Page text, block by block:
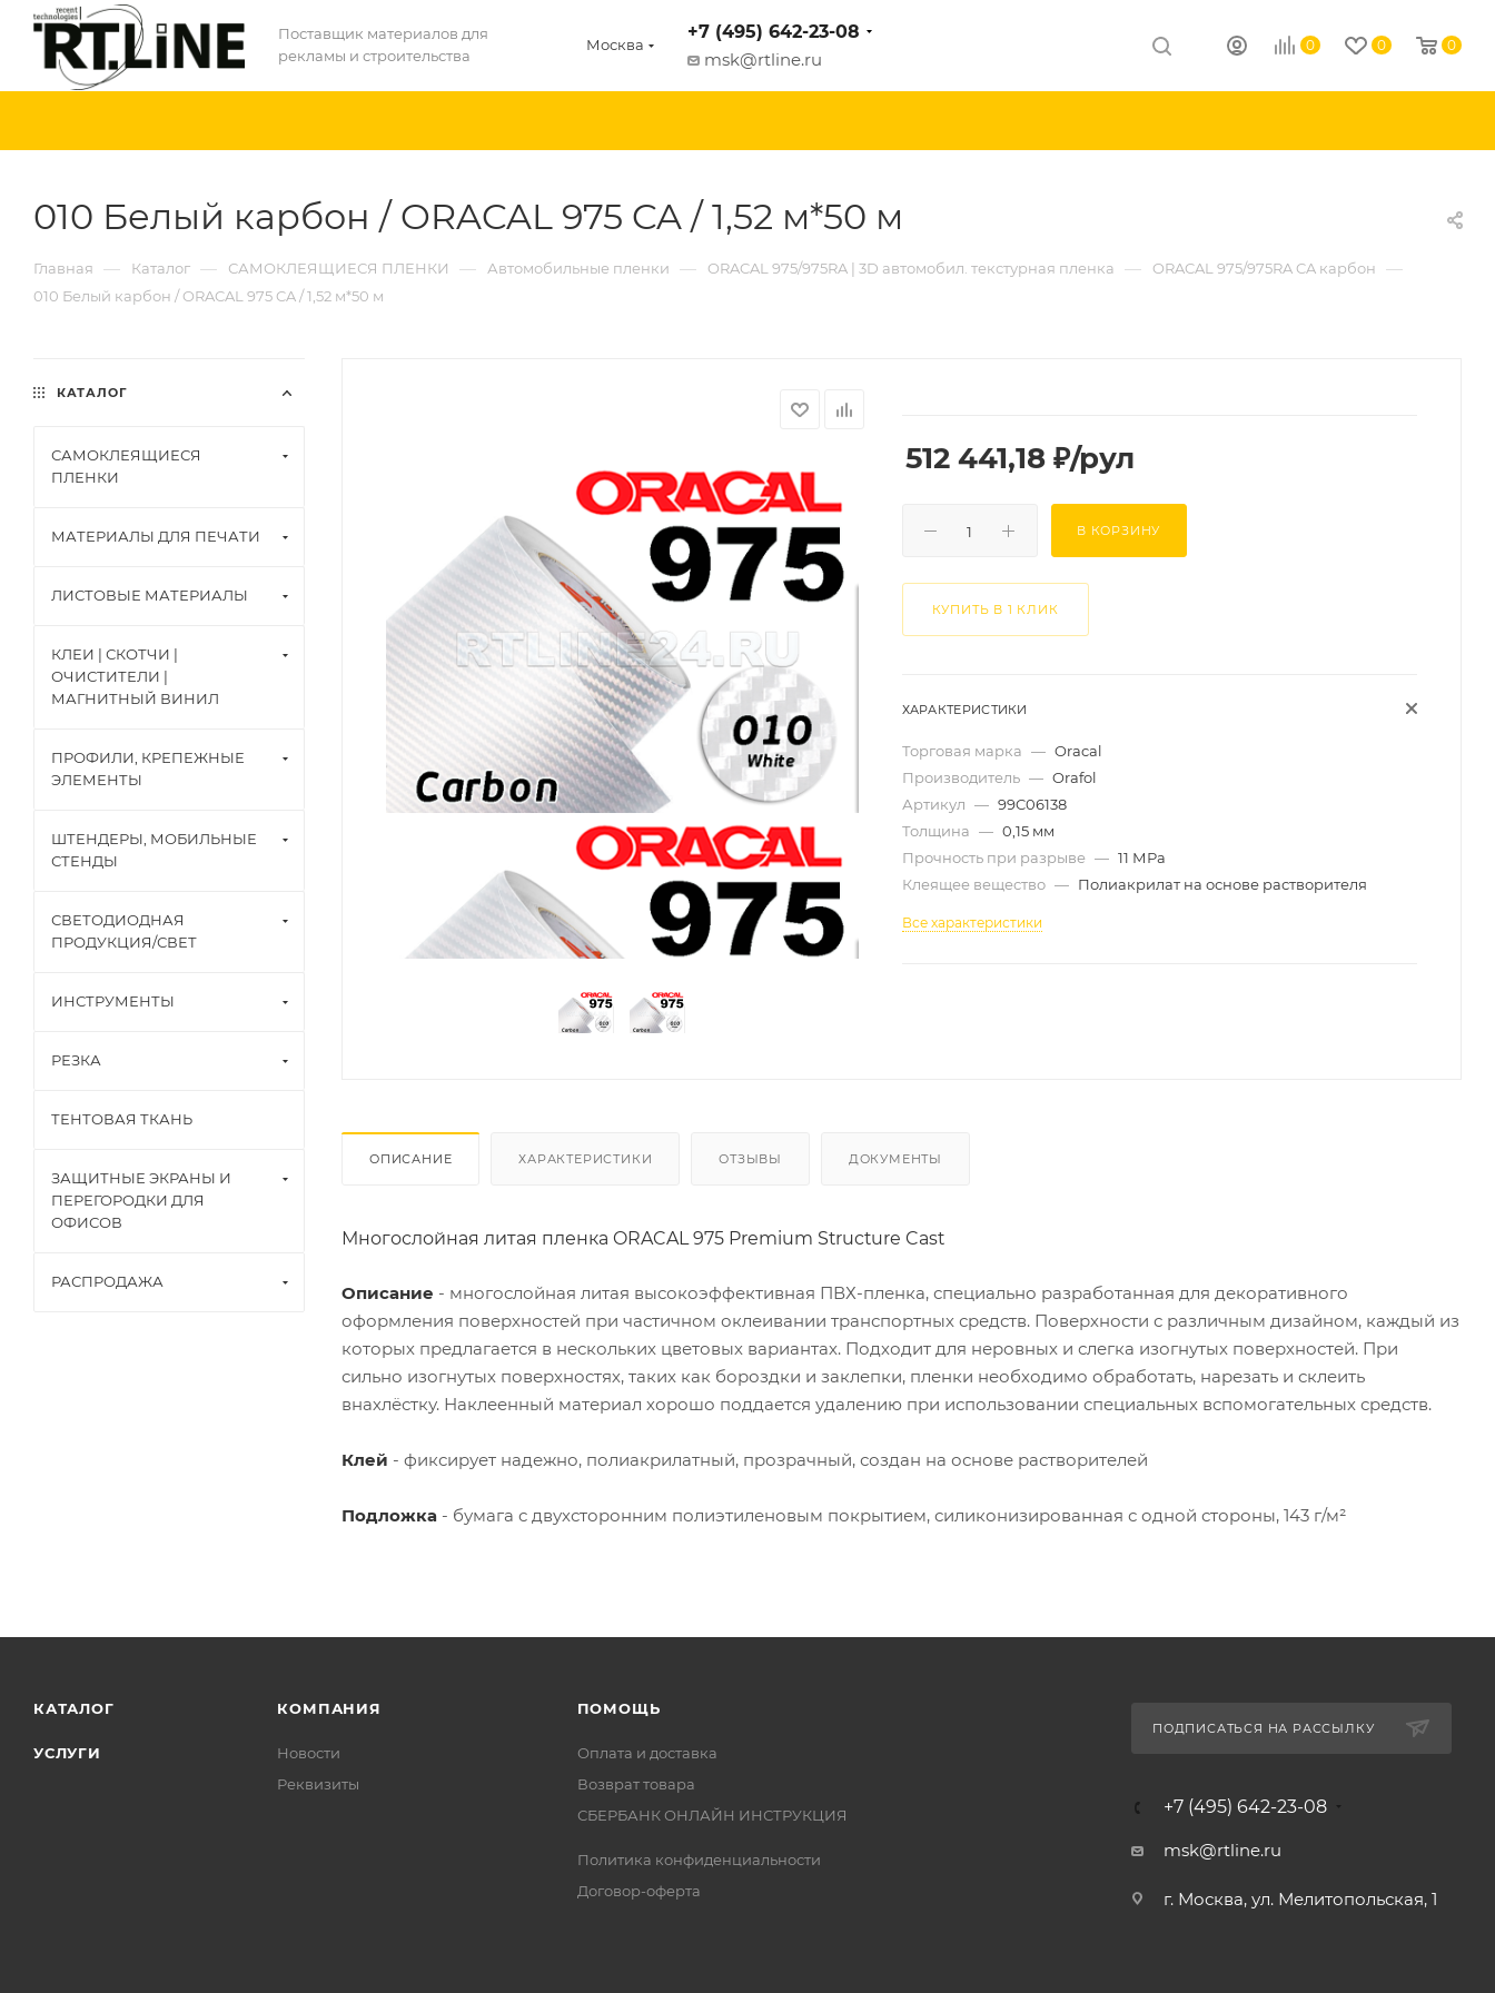
Поставщик материалов для
рекламы и строительства
Москва
+7 (495) 642-23-08
msk@rtline.ru
0 0 0
010 Белый карбон / ORACAL 975 CA / 1,52 м*50 м
Главная — Каталог — САМОКЛЕЯЩИЕСЯ ПЛЕНКИ — Автомобильные пленки — ORACAL 975/975RA | 3D автомобил. текстурная пленка — ORACAL 975/975RA CA карбон —
010 Белый карбон / ORACAL 975 CA / 1,52 м*50 м
512 441,18₽/рул
В КОРЗИНУ
КУПИТЬ В 1 КЛИК
ХАРАКТЕРИСТИКИ
Торговая марка — Oracal
Производитель — Orafol
Артикул — 99C06138
Толщина — 0,15 мм
Прочность при разрыве — 11 МРа
Клеящее вещество — Полиакрилат на основе растворителя
Все характеристики
ОПИСАНИЕ ХАРАКТЕРИСТИКИ ОТЗЫВЫ ДОКУМЕНТЫ
Многослойная литая пленка ORACAL 975 Premium Structure Cast
Описание - многослойная литая высокоэффективная ПВХ-пленка, специально разработанная для декоративного
оформления поверхностей при частичном оклеивании транспортных средств. Поверхности с различным дизайном, каждый из
которых предлагается в нескольких цветовых вариантах. Подходит для неровных и слегка изогнутых поверхностей. При
сильно изогнутых поверхностях, таких как бороздки и заклепки, пленки необходимо обработать, нарезать и склеить
внахлёстку. Наклеенный материал хорошо поддается удалению при использовании специальных вспомогательных средств.
Клей - фиксирует надежно, полиакрилатный, прозрачный, создан на основе растворителей
Подложка - бумага с двухсторонним полиэтиленовым покрытием, силиконизированная с одной стороны, 143 г/м²
КАТАЛОГ
САМОКЛЕЯЩИЕСЯ
ПЛЕНКИ
МАТЕРИАЛЫ ДЛЯ ПЕЧАТИ
ЛИСТОВЫЕ МАТЕРИАЛЫ
КЛЕИ | СКОТЧИ |
ОЧИСТИТЕЛИ |
МАГНИТНЫЙ ВИНИЛ
ПРОФИЛИ, КРЕПЕЖНЫЕ
ЭЛЕМЕНТЫ
ШТЕНДЕРЫ, МОБИЛЬНЫЕ
СТЕНДЫ
СВЕТОДИОДНАЯ
ПРОДУКЦИЯ/СВЕТ
ИНСТРУМЕНТЫ
РЕЗКА
ТЕНТОВАЯ ТКАНЬ
ЗАЩИТНЫЕ ЭКРАНЫ И
ПЕРЕГОРОДКИ ДЛЯ
ОФИСОВ
РАСПРОДАЖА
КАТАЛОГ
УСЛУГИ
КОМПАНИЯ
Новости
Реквизиты
ПОМОЩЬ
Оплата и доставка
Возврат товара
СБЕРБАНК ОНЛАЙН ИНСТРУКЦИЯ
Политика конфиденциальности
Договор-оферта
ПОДПИСАТЬСЯ НА РАССЫЛКУ
+7 (495) 642-23-08
msk@rtline.ru
г. Москва, ул. Мелитопольская, 1